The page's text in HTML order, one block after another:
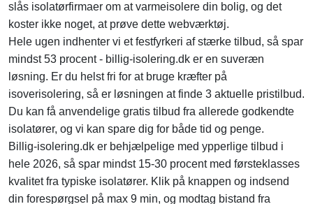
slås isolatørfirmaer om at varmeisolere din bolig, og det
koster ikke noget, at prøve dette webværktøj.
Hele ugen indhenter vi et festfyrkeri af stærke tilbud, så spar
mindst 53 procent - billig-isolering.dk er en suveræn
løsning. Er du helst fri for at bruge kræfter på
isoverisolering, så er løsningen at finde 3 aktuelle pristilbud.
Du kan få anvendelige gratis tilbud fra allerede godkendte
isolatører, og vi kan spare dig for både tid og penge.
Billig-isolering.dk er behjælpelige med ypperlige tilbud i
hele 2026, så spar mindst 15-30 procent med førsteklasses
kvalitet fra typiske isolatører. Klik på knappen og indsend
din forespørgsel på max 9 min, og modtag bistand fra